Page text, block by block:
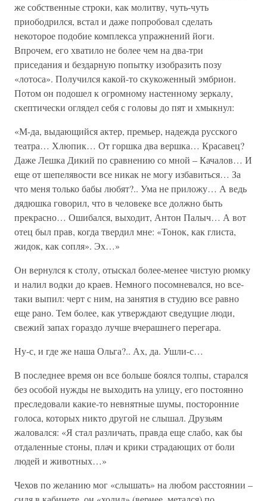
же собственные строки, как молитву, чуть-чуть
приободрился, встал и даже попробовал сделать
некоторое подобие комплекса упражнений йоги.
Впрочем, его хватило не более чем на два-три
приседания и бездарную попытку изобразить позу
«лотоса». Получился какой-то скукоженный эмбрион.
Потом он подошел к огромному настенному зеркалу,
скептически оглядел себя с головы до пят и хмыкнул:
«М-да, выдающийся актер, премьер, надежда русского
театра… Хлюпик… От горшка два вершка… Красавец?
Даже Лешка Дикий по сравнению со мной – Качалов… И
еще от шепелявости все никак не могу избавиться… За
что меня только бабы любят?.. Ума не приложу… А ведь
дядюшка говорил, что в человеке все должно быть
прекрасно… Ошибался, выходит, Антон Палыч… А вот
отец был прав, когда твердил мне: «Тонок, как глиста,
жидок, как сопля». Эх…»
Он вернулся к столу, отыскал более-менее чистую рюмку
и налил водки до краев. Немного посомневался, но все-
таки выпил: черт с ним, на занятия в студию все равно
еще рано. Тем более, как утверждают сведущие люди,
свежий запах гораздо лучше вчерашнего перегара.
Ну-с, и где же наша Ольга?.. Ах, да. Ушли-с…
В последнее время он все больше боялся толпы, старался
без особой нужды не выходить на улицу, его постоянно
преследовали какие-то невнятные шумы, посторонние
голоса, которых никто другой не слышал. Друзьям
жаловался: «Я стал различать, правда еще слабо, как бы
отдаленные стоны, плач и крики страдающих от боли
людей и животных…»
Чехов по желанию мог «слышать» на любом расстоянии –